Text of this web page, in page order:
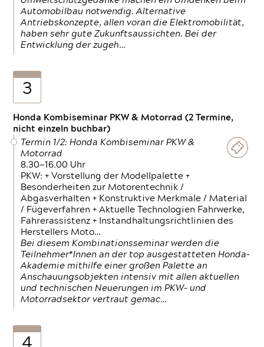
Automobilbau notwendig. Alternative
Antriebskonzepte, allen voran die Elektromobilität,
haben sehr gute Zukunftsaussichten. Bei der
Entwicklung der zugeh…
3
Honda Kombiseminar PKW & Motorrad (2 Termine,
nicht einzeln buchbar)
Termin 1/2: Honda Kombiseminar PKW &
Motorrad
8.30—16.00 Uhr
PKW: + Vorstellung der Modellpalette +
Besonderheiten zur Motorentechnik /
Abgasverhalten + Konstruktive Merkmale / Material
/ Fügeverfahren + Aktuelle Technologien Fahrwerke,
Fahrerassistenz + Instandhaltungsrichtlinien des
Herstellers Moto…
Bei diesem Kombinationsseminar werden die
Teilnehmer*Innen an der top ausgestatteten Honda-
Akademie mithilfe einer großen Palette an
Anschauungsobjekten intensiv mit allen aktuellen
und technischen Neuerungen im PKW- und
Motorradsektor vertraut gemac…
4